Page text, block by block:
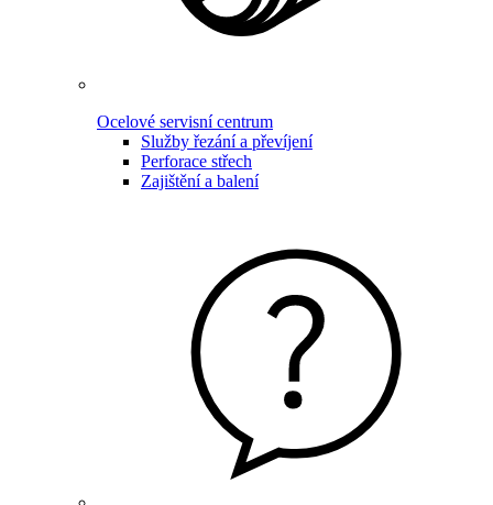
Ocelové servisní centrum
Služby řezání a převíjení
Perforace střech
Zajištění a balení